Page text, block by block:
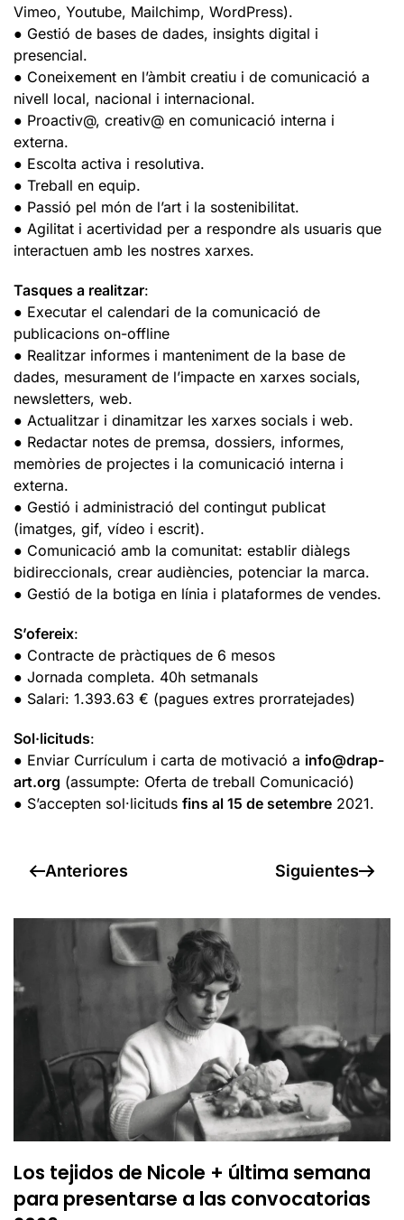
Vimeo, Youtube, Mailchimp, WordPress).
● Gestió de bases de dades, insights digital i
presencial.
● Coneixement en l’àmbit creatiu i de comunicació a
nivell local, nacional i internacional.
● Proactiv@, creativ@ en comunicació interna i
externa.
● Escolta activa i resolutiva.
● Treball en equip.
● Passió pel món de l’art i la sostenibilitat.
● Agilitat i acertividad per a respondre als usuaris que
interactuen amb les nostres xarxes.
Tasques a realitzar:
● Executar el calendari de la comunicació de
publicacions on-offline
● Realitzar informes i manteniment de la base de
dades, mesurament de l’impacte en xarxes socials,
newsletters, web.
● Actualitzar i dinamitzar les xarxes socials i web.
● Redactar notes de premsa, dossiers, informes,
memòries de projectes i la comunicació interna i
externa.
● Gestió i administració del contingut publicat
(imatges, gif, vídeo i escrit).
● Comunicació amb la comunitat: establir diàlegs
bidireccionals, crear audiències, potenciar la marca.
● Gestió de la botiga en línia i plataformes de vendes.
S’ofereix:
● Contracte de pràctiques de 6 mesos
● Jornada completa. 40h setmanals
● Salari: 1.393.63 € (pagues extres prorratejades)
Sol·licituds:
● Enviar Currículum i carta de motivació a info@drap-
art.org (assumpte: Oferta de treball Comunicació)
● S’accepten sol·licituds fins al 15 de setembre 2021.
Anteriores Siguientes
Los tejidos de Nicole + última semana
para presentarse a las convocatorias